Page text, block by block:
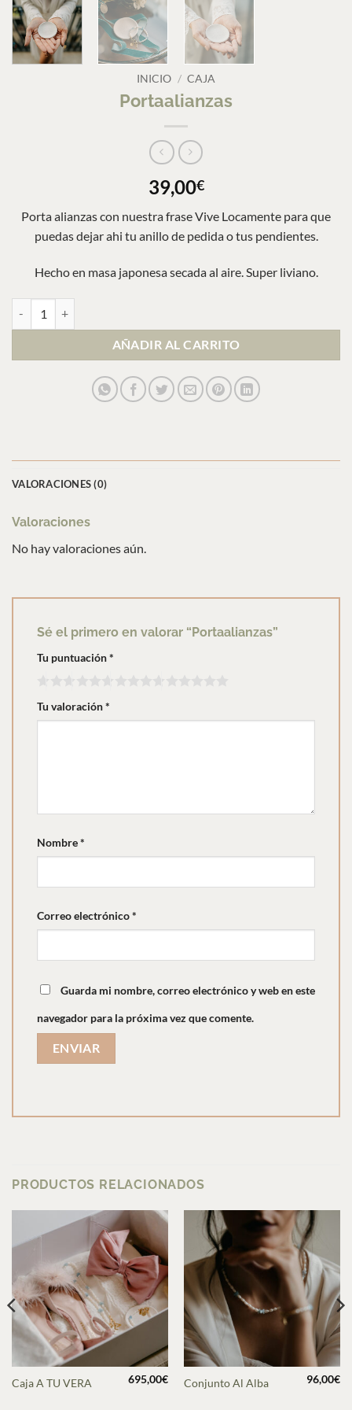
INICIO / CAJA
Portaalianzas
39,00€
Porta alianzas con nuestra frase Vive Locamente para que
puedas dejar ahi tu anillo de pedida o tus pendientes.
Hecho en masa japonesa secada al aire. Super liviano.
AÑADIR AL CARRITO
VALORACIONES (0)
Valoraciones
No hay valoraciones aún.
Sé el primero en valorar “Portaalianzas”
Tu puntuación*
Tu valoración*
Nombre*
Correo electrónico*
Guarda mi nombre, correo electrónico y web en este
navegador para la próxima vez que comente.
PRODUCTOS RELACIONADOS
Caja A TU VERA 695,00€ Conjunto Al Alba 96,00€